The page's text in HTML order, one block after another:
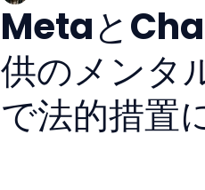
Metaと
供のメンタ
で法的措置